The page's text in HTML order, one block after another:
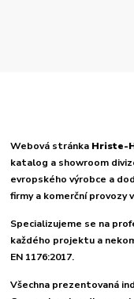
Webová stránka Hriste-
katalog a showroom
evropského výrobce a
firmy a komerční provozy
Specializujeme se na
každého projektu a
EN 1176:2017.
Všechna prezentovaná